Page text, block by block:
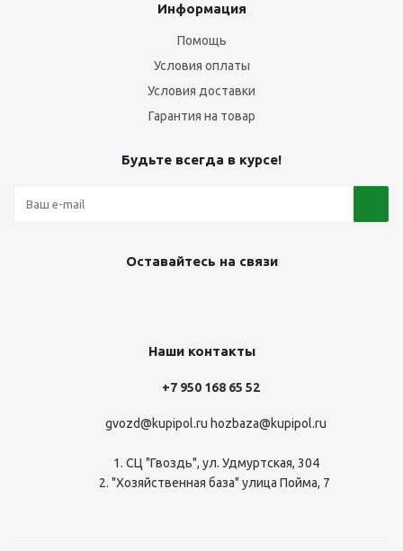
Информация
Помощь
Условия оплаты
Условия доставки
Гарантия на товар
Будьте всегда в курсе!
Оставайтесь на связи
Наши контакты
+7 950 168 65 52
gvozd@kupipol.ru hozbaza@kupipol.ru
1. СЦ "Гвоздь", ул. Удмуртская, 304
2. "Хозяйственная база" улица Пойма, 7